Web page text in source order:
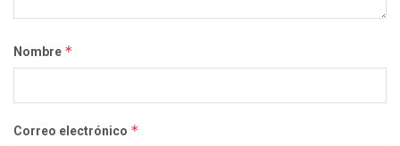
Nombre *
Correo electrónico *